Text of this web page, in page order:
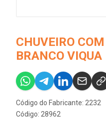
CHUVEIRO
BRANCO VIQUA
Código do Fabricante: 2232
Código: 28962